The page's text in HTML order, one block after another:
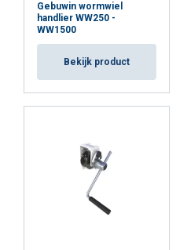
Gebuwin wormwiel
handlier WW250 -
WW1500
Bekijk product